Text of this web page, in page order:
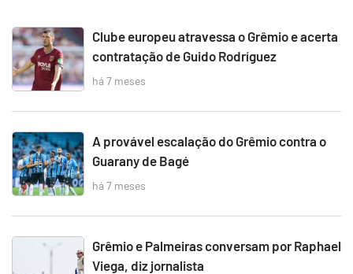
Clube europeu atravessa o Grêmio e acerta
contratação de Guido Rodríguez
há 7 meses
A provável escalação do Grêmio contra o
Guarany de Bagé
há 7 meses
Grêmio e Palmeiras conversam por Raphael
Viega, diz jornalista